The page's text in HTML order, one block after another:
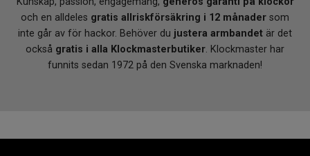
och en alldeles gratis allriskförsäkring i 12 månader som
inte går av för hackor. Behöver du justera armbandet är det
också gratis i alla Klockmasterbutiker. Klockmaster har
funnits sedan 1972 på den Svenska marknaden!